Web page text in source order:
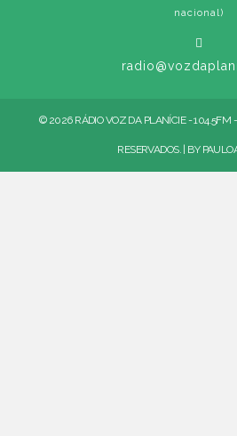
nacional)
© 2026 RÁDIO VOZ DA PLANÍCIE - 104.5FM -
RESERVADOS. | BY